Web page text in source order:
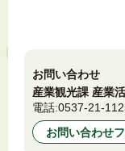
お問い合わせ
産業観光課 産業
電話:0537-21-
お問い合わせ